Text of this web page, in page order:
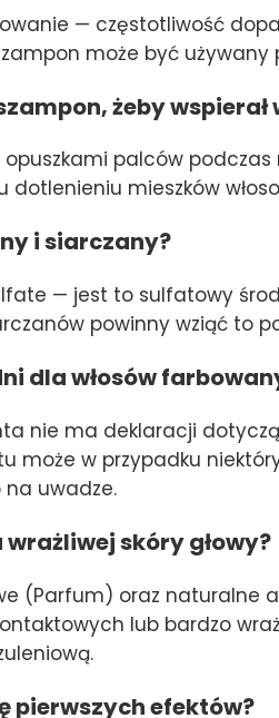
— częstotliwość
może być
żeby wspierał
opuszkami palców
dotlenieniu mieszków
i siarczany?
— jest to sulfatowy
powinny wziąć to
dla włosów
nie ma deklaracji
może w przypadku
uwadze.
skóry głowy?
(Parfum) oraz naturalne
lub bardzo
pierwszych efektów?